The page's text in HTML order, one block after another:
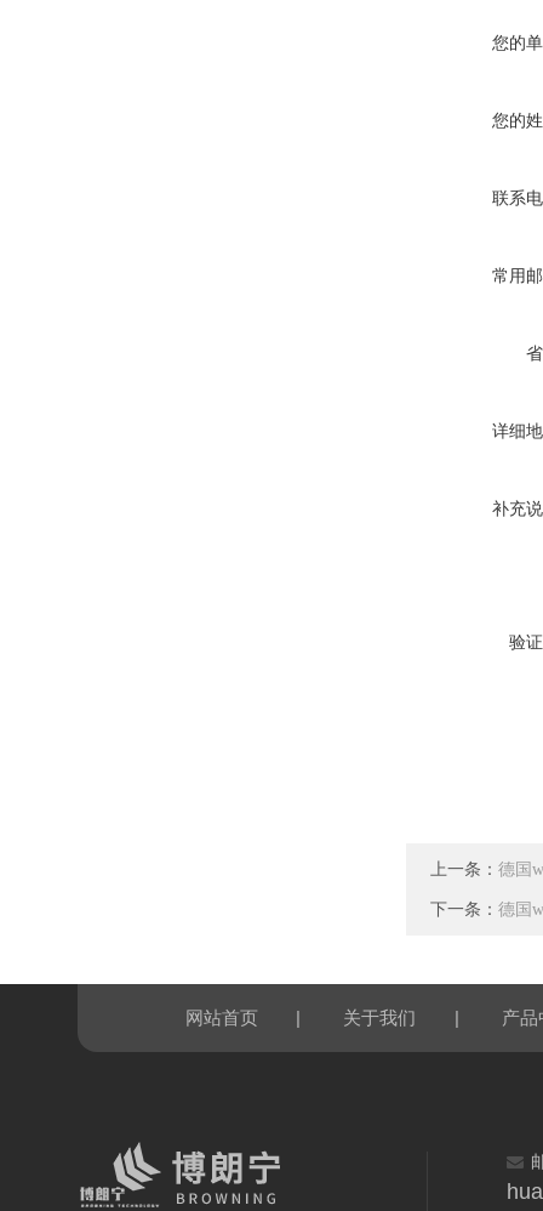
您的
您的
联系
常用
详细
补充
验
上一条： 德国
下一条： 德国
网站首页 | 关于我们 | 产品